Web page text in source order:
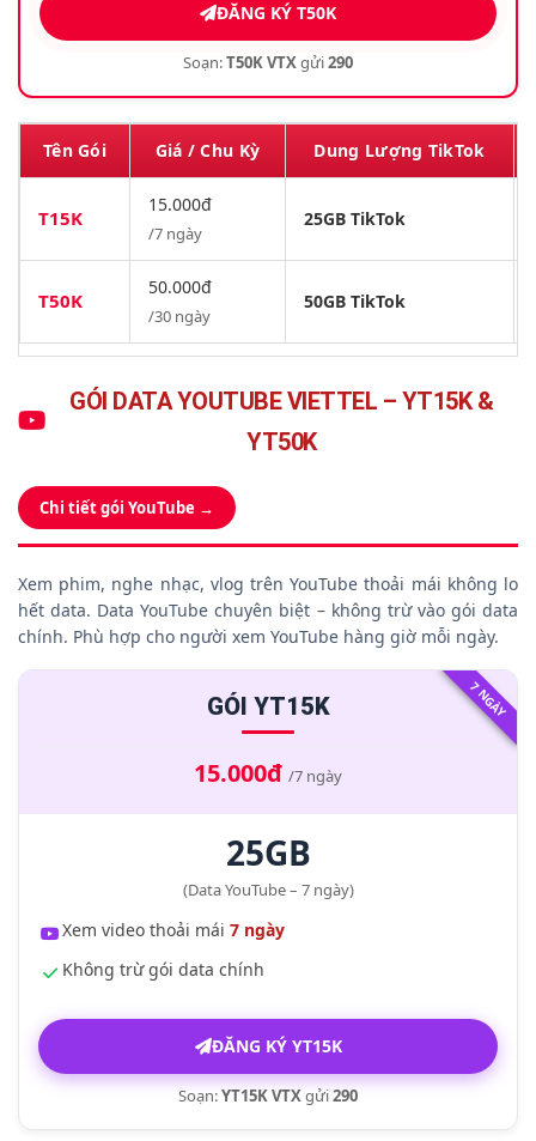
ĐĂNG KÝ T50K
Soạn:T50K VTXgửi290
Tên Gói Giá / Chu Kỳ Dung Lượng TikTok
T15K
15.000đ
/7 ngày
25GB TikTok
T50K
50.000đ
/30 ngày
50GB TikTok
GÓI DATA YOUTUBE VIETTEL – YT15K &
YT50K
Chi tiết gói YouTube →
Xem phim, nghe nhạc, vlog trên YouTube thoải mái không lo
hết data. Data YouTube chuyên biệt – không trừ vào gói data
chính. Phù hợp cho người xem YouTube hàng giờ mỗi ngày.
7 NGÀY
GÓI YT15K
15.000đ /7 ngày
25GB
(Data YouTube – 7 ngày)
Xem video thoải mái 7 ngày
Không trừ gói data chính
ĐĂNG KÝ YT15K
Soạn:YT15K VTXgửi290